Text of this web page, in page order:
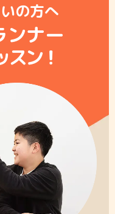
の方へ
ンナー
スン！